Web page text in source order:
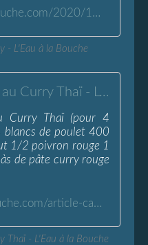
https://www.l-eaualabouche.com/2020/11/riz-au-poulet-et-au-curry.html
- L'Eau à la Bouche
Cassolette de Poulet au Curry Thaï - L'Eau à la Bouche
Curry Thaï (pour 4
blancs de poulet 400
1/2 poivron rouge 1
de pâte curry rouge
http://www.l-eaualabouche.com/article-cassolette-de-poulet-au-curry-thai-122168595.html
Thaï - L'Eau à la Bouche